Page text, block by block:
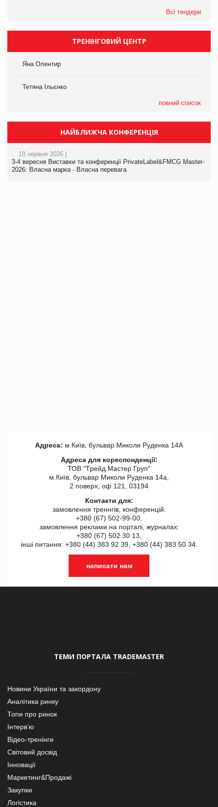
Всі тендери
ТРЕНІНГОВИЙ ЦЕНТР
Яна Олентир
Тетяна Ільєнко
повний список
НАЙБЛИЖЧА КОНФЕРЕНЦІЯ
18 червня 2026 |
3-4 вересня Виставки та конференції PrivateLabel&FMCG Master-
2026: Власна марка - Власна перевага
Адреса: м.Київ, бульвар Миколи Руденка 14А
Адреса для кореспонденції:
ТОВ "Tрейд Мастер Груп"
м.Київ, бульвар Миколи Руденка 14а,
2 поверх, оф 121, 03194
Контакти для:
замовлення треннгів, конференцій:
+380 (67) 502-99-00,
замовлення реклами на порталі, журналах:
+380 (67) 502 30 13,
інші питання: +380 (44) 383 92 39, +380 (44) 383 50 34.
написати нам
ТЕМИ ПОРТАЛА TRADEMASTER
Новини України та закордону
Аналітика ринку
Топи про ринок
Інтерв’ю
Відео-тренінги
Світовий досвід
Інновації
Маркетинг&Продажі
Закупки
Логістика